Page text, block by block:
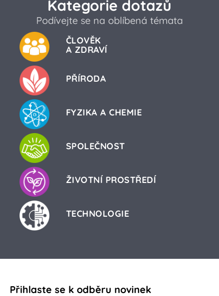
Kategorie dotazů
Podívejte se na oblíbená témata
ČLOVĚK
A ZDRAVÍ
PŘÍRODA
FYZIKA A CHEMIE
SPOLEČNOST
ŽIVOTNÍ PROSTŘEDÍ
TECHNOLOGIE
Přihlaste se k odběru novinek